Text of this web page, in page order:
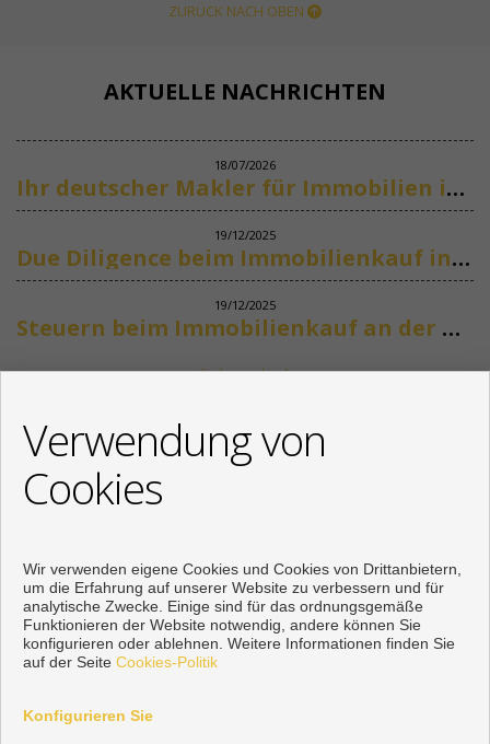
ZURÜCK NACH OBEN
AKTUELLE NACHRICHTEN
18/07/2026
Ihr deutscher Makler für Immobilien in Marbella
19/12/2025
Due Diligence beim Immobilienkauf in Spanien
19/12/2025
Steuern beim Immobilienkauf an der Costa del Sol
Siehe mehr
+34 622318266
info@mikenaumannimmobilien.com
Von Montag bis Freitag : 10:00 - 18:00
Verwendung von
Cookies
Wir verwenden eigene Cookies und Cookies von Drittanbietern,
um die Erfahrung auf unserer Website zu verbessern und für
analytische Zwecke. Einige sind für das ordnungsgemäße
Funktionieren der Website notwendig, andere können Sie
konfigurieren oder ablehnen. Weitere Informationen finden Sie
auf der Seite Cookies-Politik
Konfigurieren Sie